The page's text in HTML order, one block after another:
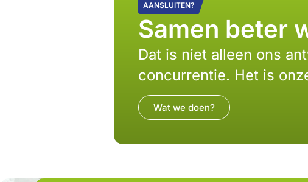
AANSLUITEN?
Samen beter
Dat is niet alleen ons
concurrentie. Het is
Wat we doen?